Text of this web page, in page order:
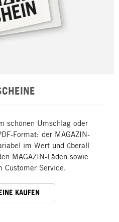
schönen Umschlag oder
Format: der MAGAZIN-
im Wert und überall
MAGAZIN-Läden sowie
Customer Service.
KAUFEN